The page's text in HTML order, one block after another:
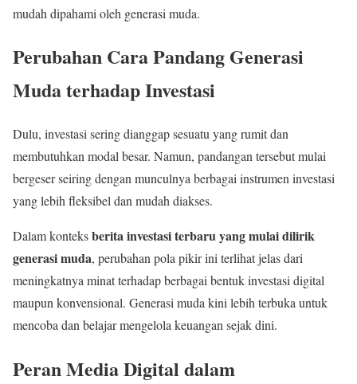
mudah dipahami oleh generasi muda.
Perubahan Cara Pandang Generasi
Muda terhadap Investasi
Dulu, investasi sering dianggap sesuatu yang rumit dan
membutuhkan modal besar. Namun, pandangan tersebut mulai
bergeser seiring dengan munculnya berbagai instrumen investasi
yang lebih fleksibel dan mudah diakses.
Dalam konteksberita investasi terbaru yang mulai dilirik
generasi muda, perubahan pola pikir ini terlihat jelas dari
meningkatnya minat terhadap berbagai bentuk investasi digital
maupun konvensional. Generasi muda kini lebih terbuka untuk
mencoba dan belajar mengelola keuangan sejak dini.
Peran Media Digital dalam